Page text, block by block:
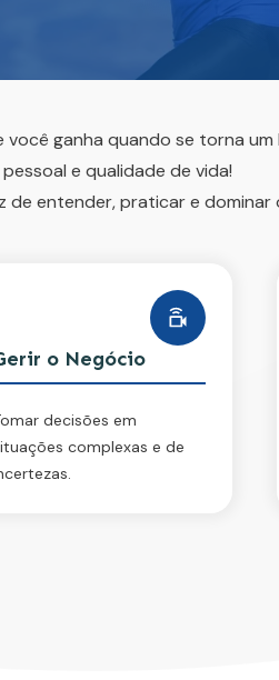
você ganha quando se torna um
e qualidade de vida!
de entender, praticar e dominar
o Negócio
decisões em
complexas e de